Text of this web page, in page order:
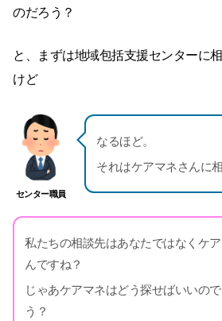
のだろう？
と、まずは地域包括支援センターに
けど
センター職員
なるほど。
それはケアマネさんに
私たちの相談先はあなたではなくケ
んですね？
じゃあケアマネはどう探せばいいので
う？